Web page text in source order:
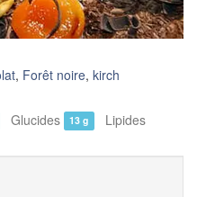
, Forêt noire, kirch
Glucides 13 g Lipides